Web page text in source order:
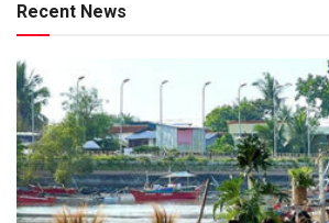
Recent News